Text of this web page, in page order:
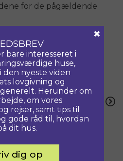
for de pågældende
bare interesseret i
huse,
den nyeste viden
lovgivning og
Herunder om
om vores
rejser, samt tips til
gode råd til, hvordan
dit hus.
dig op
×